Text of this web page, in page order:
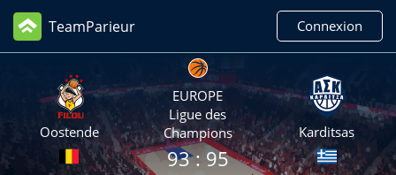
TeamParieur Connexion
Oostende
EUROPE
Ligue des
Champions
93 : 95
Karditsas